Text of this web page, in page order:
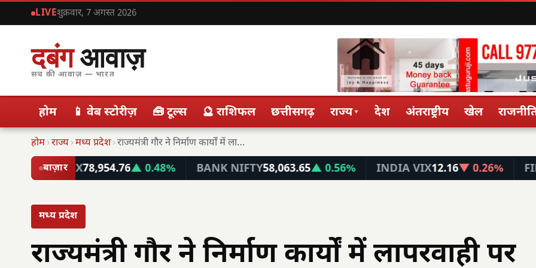
LIVEशुक्रवार, 7 अगस्त 2026
दबंगआवाज़
सच की आवाज़ — भारत
होम 📱 वेब स्टोरीज़ 🧰 टूल्स 🔮 राशिफल छत्तीसगढ़ राज्य▾ देश अंतराष्ट्रीय खेल
होम›राज्य›मध्य प्रदेश› राज्यमंत्री गौर ने निर्माण कार्यों में लापरवाही पर…
बाज़ार
78,954.76▲ 0.48% BANK NIFTY58,063.65▲ 0.56% INDIA VIX12.16 ▼ 0.26% FIN NIFTY
मध्य प्रदेश
राज्यमंत्री गौर ने निर्माण कार्यों में लापरवाही पर